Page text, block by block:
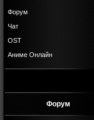
Форум
Чат
OST
Аниме Онлайн
Форум